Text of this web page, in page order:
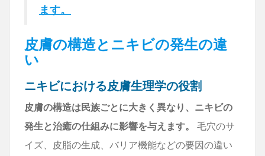
ます。
皮膚の構造とニキビの発生の違
い
ニキビにおける皮膚生理学の役割
皮膚の構造は民族ごとに大きく異なり、ニキビの
発生と治癒の仕組みに影響を与えます。
毛穴のサ
イズ、皮脂の生成、バリア機能などの要因の違い